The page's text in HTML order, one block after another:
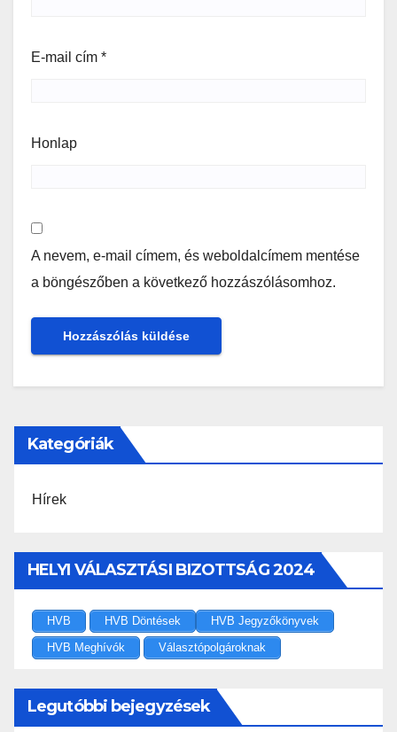
E-mail cím *
Honlap
A nevem, e-mail címem, és weboldalcímem mentése
a böngészőben a következő hozzászólásomhoz.
Kategóriák
Hírek
HELYI VÁLASZTÁSI BIZOTTSÁG 2024
HVB HVB Döntések
HVB Jegyzőkönyvek
HVB Meghívók
Választópolgároknak
Legutóbbi bejegyzések